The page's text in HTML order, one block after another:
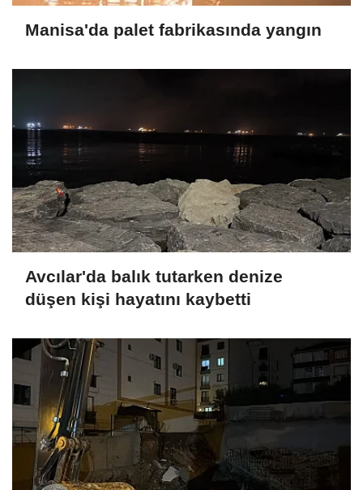
Manisa'da palet fabrikasında yangın
Avcılar'da balık tutarken denize
düşen kişi hayatını kaybetti